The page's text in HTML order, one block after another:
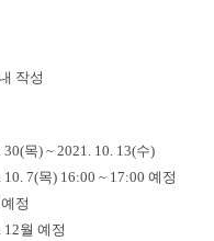
작성
목) ~ 2021. 10. 13(수)
7(목) 16:00 ~ 17:00 예정
정
월 예정